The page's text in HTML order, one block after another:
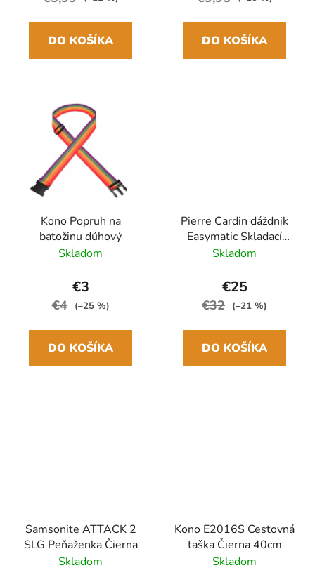
DO KOŠÍKA DO KOŠÍKA
Kono Popruh na
batožinu dúhový
Skladom
€3
€4 (–25 %)
DO KOŠÍKA
Pierre Cardin dáždnik
Easymatic Skladací
automatický Čierny
rukoväť
Skladom
€25
€32 (–21 %)
DO KOŠÍKA
Samsonite ATTACK 2
SLG Peňaženka Čierna
Skladom
Kono E2016S Cestovná
taška Čierna 40cm
Skladom